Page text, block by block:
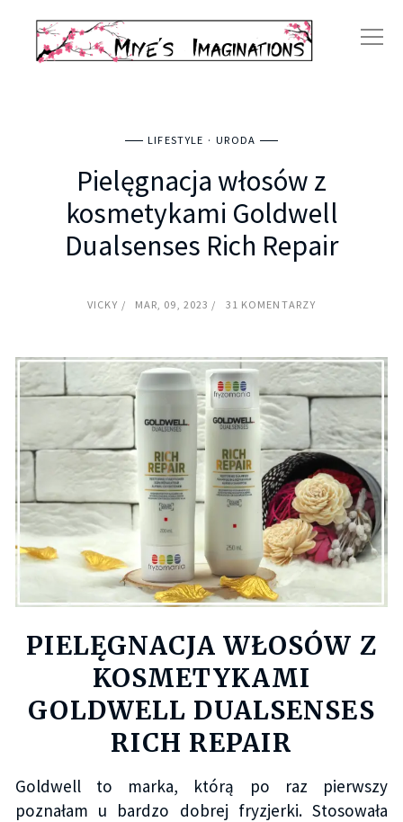
LIFESTYLE URODA
Pielęgnacja włosów z
kosmetykami Goldwell
Dualsenses Rich Repair
VICKY MAR, 09, 2023 31 KOMENTARZY
PIELĘGNACJA WŁOSÓW Z
KOSMETYKAMI
GOLDWELL DUALSENSES
RICH REPAIR
Goldwell to marka, którą po raz pierwszy
poznałam u bardzo dobrej fryzjerki. Stosowała